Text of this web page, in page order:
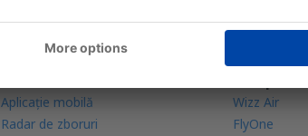
Aplicație mobilă
Radar de zboruri
Wizz Air
FlyOne